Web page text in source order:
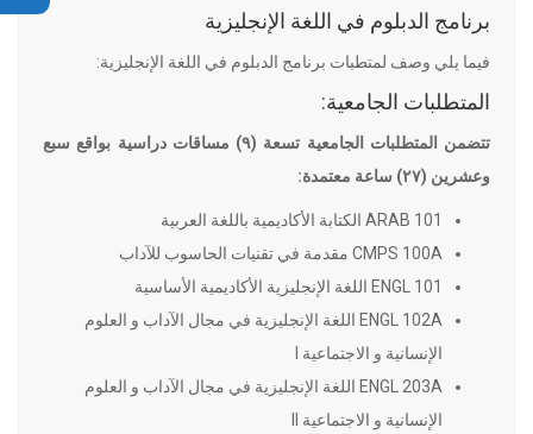
برنامج الدبلوم في اللغة الإنجليزية
فيما يلي وصف لمتطبات برنامج الدبلوم في اللغة الإنجليزية:
المتطلبات الجامعية:
تتضمن المتطلبات الجامعية تسعة (٩) مساقات دراسية بواقع سبع
وعشرين (٢٧) ساعة معتمدة:
ARAB 101 الكتابة الأكاديمية باللغة العربية
CMPS 100A مقدمة في تقنيات الحاسوب للآداب
ENGL 101 اللغة الإنجليزية الأكاديمية الأساسية
ENGL 102A اللغة الإنجليزية في مجال الآداب و العلوم
الإنسانية و الاجتماعية I
ENGL 203A اللغة الإنجليزية في مجال الآداب و العلوم
الإنسانية و الاجتماعية II